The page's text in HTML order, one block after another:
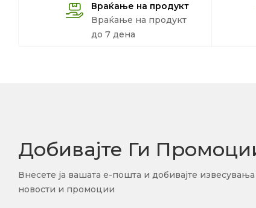
Враќање на продукт
Враќање на продукт
до 7 дена
Добивајте Ги
Внесете ја вашата е-пошта и добивајте
новости и промоции